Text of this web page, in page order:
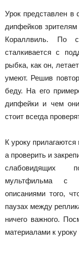
Урок представлен в
дипфейков
Кораллвиль. По
сталкивается с
рыбка, как он,
умеют. Решив
беду. На его
дипфейки и чем
стоит всегда
К уроку
а проверить и
слабовидящих
мультфильма с
описаниями того,
паузах между
ничего важного.
материалами к